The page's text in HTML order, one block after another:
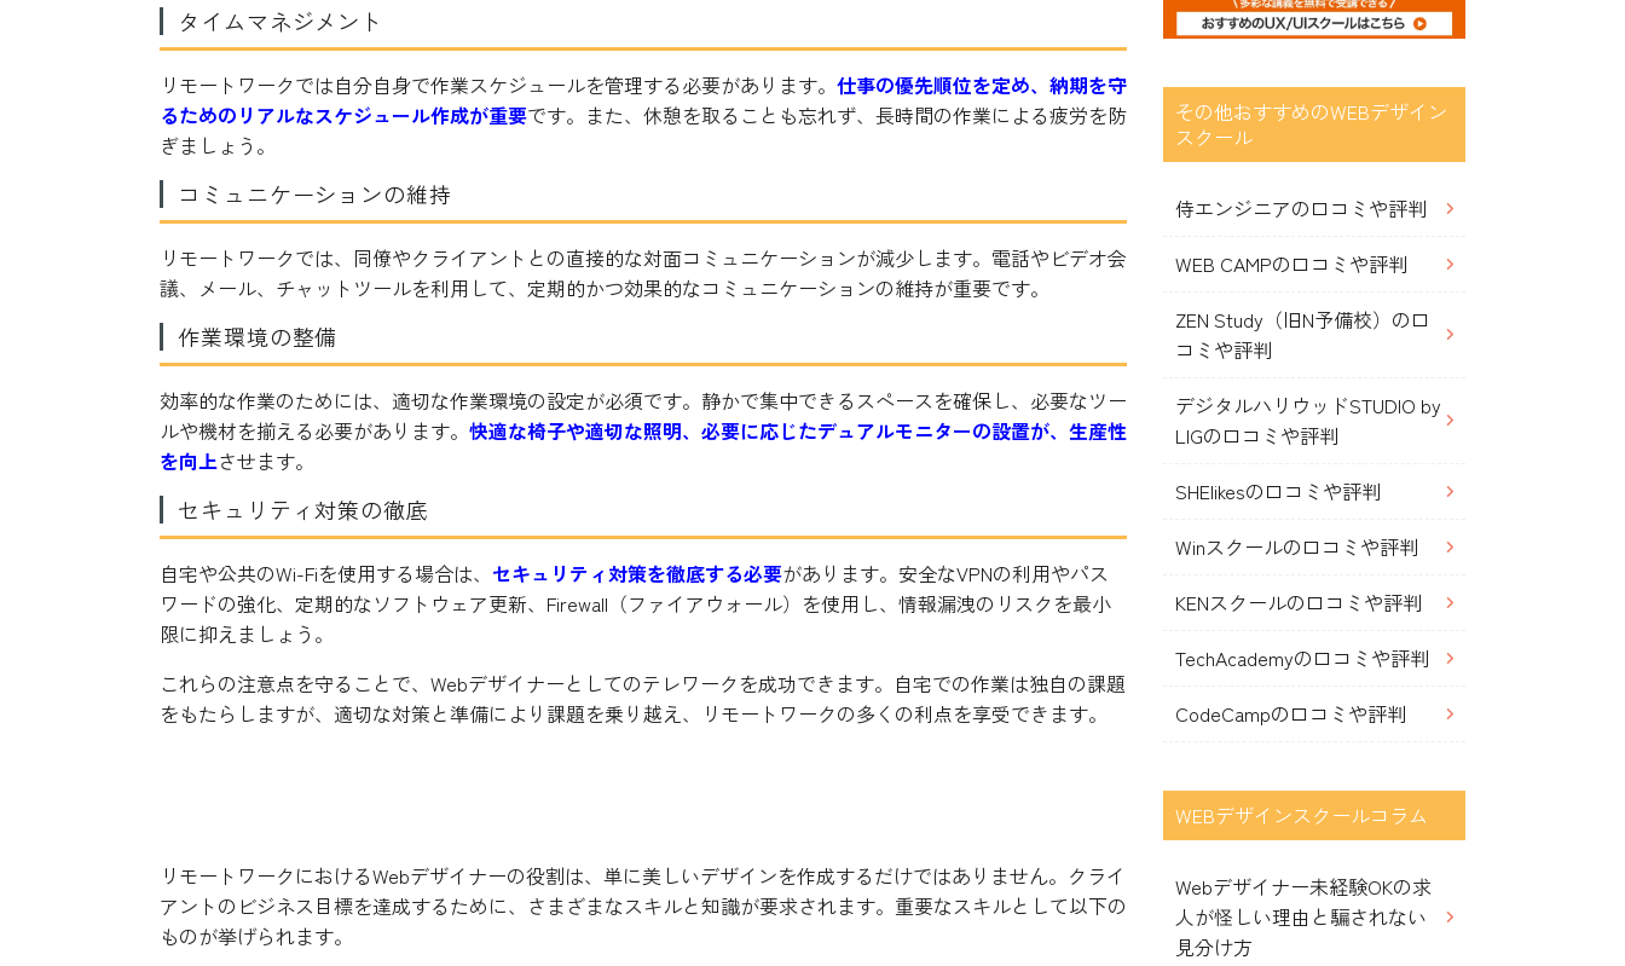
タイムマネジメント
リモートワークでは自分自身で作業スケジュールを管理する必要があります。 仕事の優先順位を定め、納期を守
るためのリアルなスケジュール作成が重要です。また、休憩を取ることも忘れず、長時間の作業による疲労を防
ぎましょう。
コミュニケーションの維持
リモートワークでは、同僚やクライアントとの直接的な対面コミュニケーションが減少します。電話やビデオ会
議、メール、チャットツールを利用して、定期的かつ効果的なコミュニケーションの維持が重要です。
作業環境の整備
効率的な作業のためには、適切な作業環境の設定が必須です。静かで集中できるスペースを確保し、必要なツー
ルや機材を揃える必要があります。 快適な椅子や適切な照明、必要に応じたデュアルモニターの設置が、生産性
を向上させます。
セキュリティ対策の徹底
自宅や公共のWi-Fiを使用する場合は、 セキュリティ対策を徹底する必要があります。安全なVPNの利用やパス
ワードの強化、定期的なソフトウェア更新、Firewall（ファイアウォール）を使用し、情報漏洩のリスクを最小
限に抑えましょう。
これらの注意点を守ることで、Webデザイナーとしてのテレワークを成功できます。自宅での作業は独自の課題
をもたらしますが、適切な対策と準備により課題を乗り越え、リモートワークの多くの利点を享受できます。
リモートワークにおけるWebデザイナーの役割は、単に美しいデザインを作成するだけではありません。クライ
アントのビジネス目標を達成するために、さまざまなスキルと知識が要求されます。重要なスキルとして以下の
ものが挙げられます。
その他おすすめのWEBデザイン
スクール
侍エンジニアの口コミや評判
WEB CAMPの口コミや評判
ZEN Study（旧N予備校）の口
コミや評判
デジタルハリウッドSTUDIO by
LIGの口コミや評判
SHElikesの口コミや評判
Winスクールの口コミや評判
KENスクールの口コミや評判
TechAcademyの口コミや評判
CodeCampの口コミや評判
WEBデザインスクールコラム
Webデザイナー未経験OKの求
人が怪しい理由と騙されない
見分け方